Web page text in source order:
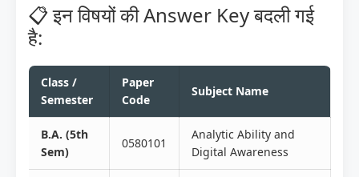
📋 इन विषयों की Answer Key बदली गई
है:
Class /
Semester
Paper
Code
Subject Name
B.A. (5th
Sem)
0580101
Analytic Ability and
Digital Awareness